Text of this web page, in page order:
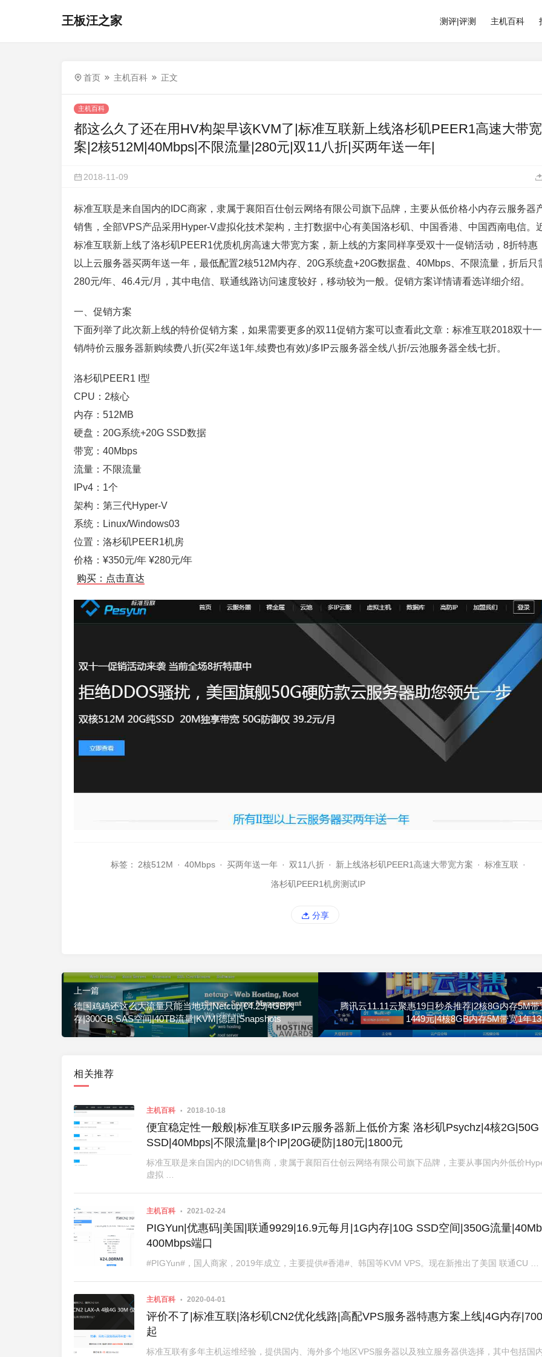
王板汪之家 测评|评测 主机百科
首页 主机百科 正文
主机百科
都这么久了还在用HV构架早该KVM了|标准互联新上线洛杉矶PEER1高速大带
案|2核512M|40Mbps|不限流量|280元|双11八折|买两年送一年|
2018-11-09
标准互联是来自国内的IDC商家，隶属于襄阳百仕创云网络有限公司旗下品牌，主要从低价格小内存云服务器
销售，全部VPS产品采用Hyper-V虚拟化技术架构，主打数据中心有美国洛杉矶、中国香港、中国西南电信。
标准互联新上线了洛杉矶PEER1优质机房高速大带宽方案，新上线的方案同样享受双十一促销活动，8折特惠
以上云服务器买两年送一年，最低配置2核512M内存、20G系统盘+20G数据盘、40Mbps、不限流量，折后只
280元/年、46.4元/月，其中电信、联通线路访问速度较好，移动较为一般。促销方案详情请看选详细介绍。
一、促销方案
下面列举了此次新上线的特价促销方案，如果需要更多的双11促销方案可以查看此文章：标准互联2018双十
销/特价云服务器新购续费八折(买2年送1年,续费也有效)/多IP云服务器全线八折/云池服务器全线七折。
洛杉矶PEER1 I型
CPU：2核心
内存：512MB
硬盘：20G系统+20G SSD数据
带宽：40Mbps
流量：不限流量
IPv4：1个
架构：第三代Hyper-V
系统：Linux/Windows03
位置：洛杉矶PEER1机房
价格：¥350元/年 ¥280元/年
购买：点击直达
标签： 2核512M · 40Mbps · 买两年送一年 · 双11八折 · 新上线洛杉矶PEER1高速大带宽方案 · 标准互联 ·
洛杉矶PEER1机房测试IP
分享
上一篇
德国鸡鸡还这么大流量只能当地玩|Netcup|€4.29|4GB内
存|300GB SAS空间|40TB流量|KVM|德国|Snapshots
腾讯云11.11云聚惠19日秒杀推荐|2核8G内存5M带
1449元|4核8GB内存5M带宽1年
相关推荐
主机百科 2018-10-18
便宜稳定性一般般|标准互联多IP云服务器新上低价方案 洛杉矶Psychz|4核2G|50G
SSD|40Mbps|不限流量|8个IP|20G硬防|180元|1800元
标准互联是来自国内的IDC销售商，隶属于襄阳百仕创云网络有限公司旗下品牌，主要从事国内外低价
虚拟 …
主机百科 2021-02-24
PIGYun|优惠码|美国|联通9929|16.9元每月|1G内存|10G SSD空间|350G流量
400Mbps端口
#PIGYun#，国人商家，2019年成立，主要提供#香港#、韩国等KVM VPS。现在新推出了美国 联通CU …
主机百科 2020-04-01
评价不了|标准互联|洛杉矶CN2优化线路|高配VPS服务器特惠方案上线|4G内存
起
标准互联有多年主机运维经验，提供国内、海外多个地区VPS服务器以及独立服务器供选择，其中包括国